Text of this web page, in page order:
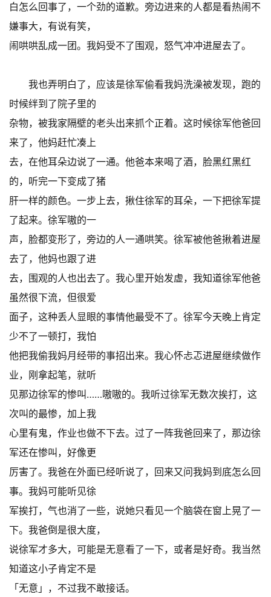
白怎么回事了，一个劲的道歉。旁边进来的人都是看热闹不
嫌事大，有说有笑，
闹哄哄乱成一团。我妈受不了围观，怒气冲冲进屋去了。
我也弄明白了，应该是徐军偷看我妈洗澡被发现，跑的
时候绊到了院子里的
杂物，被我家隔壁的老头出来抓个正着。这时候徐军他爸回
来了，他妈赶忙凑上
去，在他耳朵边说了一通。他爸本来喝了酒，脸黑红黑红
的，听完一下变成了猪
肝一样的颜色。一步上去，揪住徐军的耳朵，一下把徐军提
了起来。徐军嗷的一
声，脸都变形了，旁边的人一通哄笑。徐军被他爸揪着进屋
去了，他妈也跟了进
去，围观的人也出去了。我心里开始发虚，我知道徐军他爸
虽然很下流，但很爱
面子，这种丢人显眼的事情他最受不了。徐军今天晚上肯定
少不了一顿打，我怕
他把我偷我妈月经带的事招出来。我心怀忐忑进屋继续做作
业，刚拿起笔，就听
见那边徐军的惨叫……嗷嗷的。我听过徐军无数次挨打，这
次叫的最惨，加上我
心里有鬼，作业也做不下去。过了一阵我爸回来了，那边徐
军还在惨叫，好像更
厉害了。我爸在外面已经听说了，回来又问我妈到底怎么回
事。我妈可能听见徐
军挨打，气也消了一些，说她只看见一个脑袋在窗上晃了一
下。我爸倒是很大度，
说徐军才多大，可能是无意看了一下，或者是好奇。我当然
知道这小子肯定不是
「无意」，不过我不敢接话。